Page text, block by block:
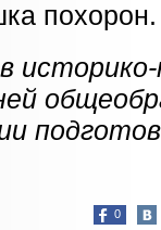
похорон.
историко-
0